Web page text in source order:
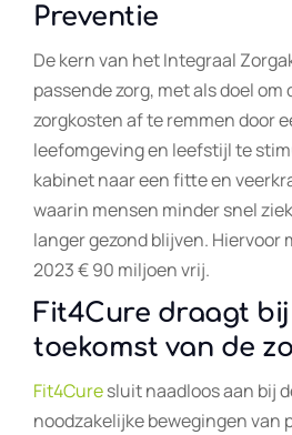
Preventie
De kern van het Integraal
passende zorg, met als doel
zorgkosten af te remmen door
leefomgeving en leefstijl te
kabinet naar een fitte en
waarin mensen minder snel
langer gezond blijven. Hiervoor
2023 € 90 miljoen vrij.
Fit4Cure draagt
toekomst van de
Fit4Curesluit naadloos aan bij
noodzakelijke bewegingen van